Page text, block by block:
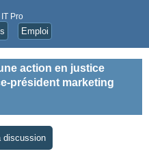
Pro
Emploi
action en justice
président marketing
discussion